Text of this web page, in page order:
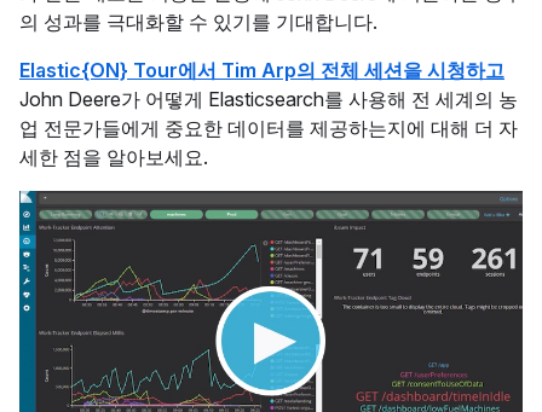
의 성과를 극대화할 수 있기를 기대합니다.
Elastic{ON} Tour에서 Tim Arp의 전체 세션을 시청하고
John Deere가 어떻게 Elasticsearch를 사용해 전 세계의 농
업 전문가들에게 중요한 데이터를 제공하는지에 대해 더 자
세한 점을 알아보세요.